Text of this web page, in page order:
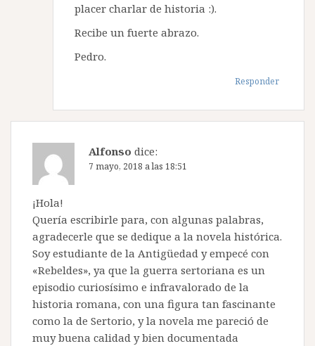
placer charlar de historia :).
Recibe un fuerte abrazo.
Pedro.
Responder
Alfonso dice:
7 mayo, 2018 a las 18:51
¡Hola!
Quería escribirle para, con algunas palabras,
agradecerle que se dedique a la novela histórica.
Soy estudiante de la Antigüedad y empecé con
«Rebeldes», ya que la guerra sertoriana es un
episodio curiosísimo e infravalorado de la
historia romana, con una figura tan fascinante
como la de Sertorio, y la novela me pareció de
muy buena calidad y bien documentada